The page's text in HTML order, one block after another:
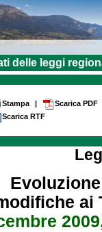
delle leggi
Stampa |
Scarica PDF
Scarica RTF
ai